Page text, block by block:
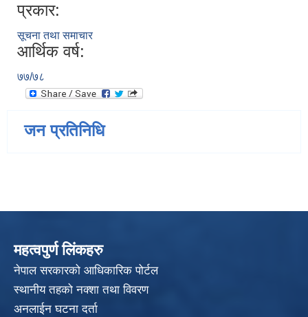
प्रकार:
सूचना तथा समाचार
आर्थिक वर्ष:
७७/७८
जन प्रतिनिधि
महत्वपुर्ण लिंकहरु
नेपाल सरकारको आधिकारिक पोर्टल
स्थानीय तहको नक्शा तथा विवरण
अनलाईन घटना दर्ता